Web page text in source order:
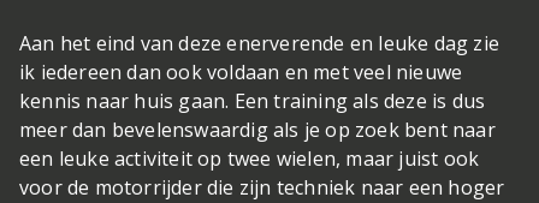
Aan het eind van deze enerverende en leuke dag zie
ik iedereen dan ook voldaan en met veel nieuwe
kennis naar huis gaan. Een training als deze is dus
meer dan bevelenswaardig als je op zoek bent naar
een leuke activiteit op twee wielen, maar juist ook
voor de motorrijder die zijn techniek naar een hoger